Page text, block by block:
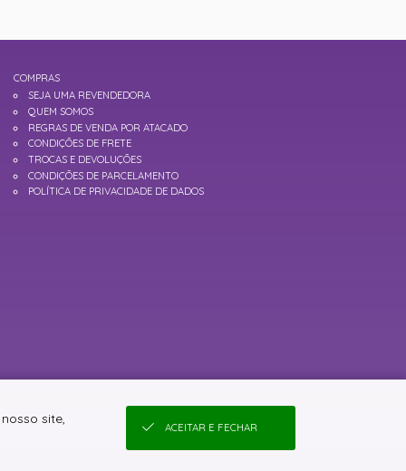
COMPRAS
SEJA UMA REVENDEDORA
QUEM SOMOS
REGRAS DE VENDA POR ATACADO
CONDIÇÕES DE FRETE
TROCAS E DEVOLUÇÕES
CONDIÇÕES DE PARCELAMENTO
POLÍTICA DE PRIVACIDADE DE DADOS
site,
ACEITAR E FECHAR